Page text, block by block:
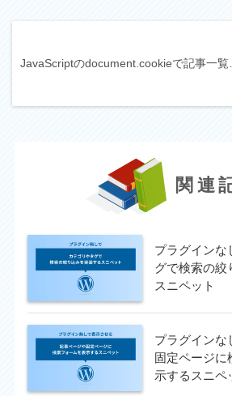
JavaScriptのdocument.cookieで記事一
関連
プラグインな
グで検索の絞
スニペット
プラグインな
固定ページに
示するスニペ